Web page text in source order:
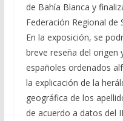
de Bahía Blanca y
Federación Regional de
En la exposición, se
breve reseña del origen
españoles ordenados
la explicación de la
geográfica de los
de acuerdo a datos del